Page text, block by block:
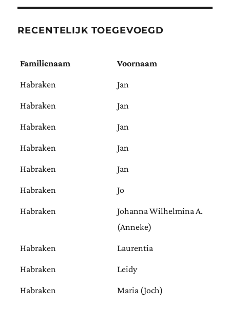
RECENTELIJK TOEGEVOEGD
Familienaam Voornaam
Habraken Jan
Habraken Jan
Habraken Jan
Habraken Jan
Habraken Jan
Habraken Jo
Habraken
Johanna Wilhelmina A.
(Anneke)
Habraken Laurentia
Habraken Leidy
Habraken Maria (Joch)